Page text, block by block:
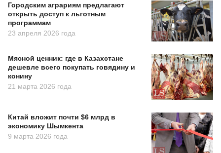
Городским аграриям предлагают
открыть доступ к льготным
программам
23 апреля 2026 года
Мясной ценник: где в Казахстане
дешевле всего покупать говядину и
конину
21 марта 2026 года
Китай вложит почти $6 млрд в
экономику Шымкента
9 марта 2026 года